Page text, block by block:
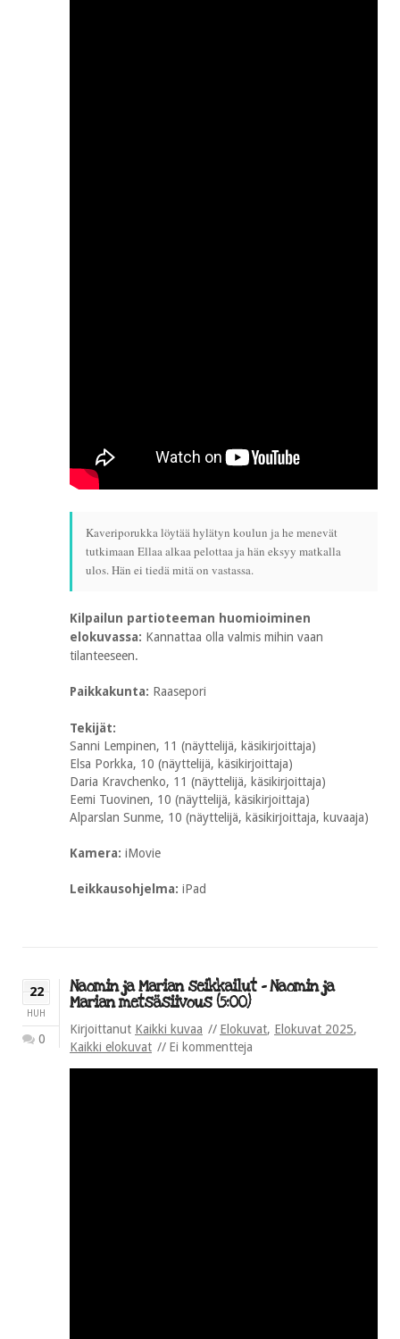
Kaveriporukka löytää hylätyn koulun ja he menevät
tutkimaan Ellaa alkaa pelottaa ja hän eksyy matkalla
ulos. Hän ei tiedä mitä on vastassa.
Kilpailun partioteeman huomioiminen
elokuvassa: Kannattaa olla valmis mihin vaan
tilanteeseen.
Paikkakunta: Raasepori
Tekijät:
Sanni Lempinen, 11 (näyttelijä, käsikirjoittaja)
Elsa Porkka, 10 (näyttelijä, käsikirjoittaja)
Daria Kravchenko, 11 (näyttelijä, käsikirjoittaja)
Eemi Tuovinen, 10 (näyttelijä, käsikirjoittaja)
Alparslan Sunme, 10 (näyttelijä, käsikirjoittaja, kuvaaja)
Kamera: iMovie
Leikkausohjelma: iPad
22
HUH
0
Naomin ja Marian seikkailut – Naomin ja
Marian metsäsiivous (5:00)
Kirjoittanut Kaikki kuvaa Elokuvat, Elokuvat 2025,
Kaikki elokuvat
Ei kommentteja